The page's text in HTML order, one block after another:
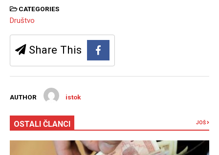
CATEGORIES
Društvo
Share This
AUTHOR istok
OSTALI ČLANCI JOŠ